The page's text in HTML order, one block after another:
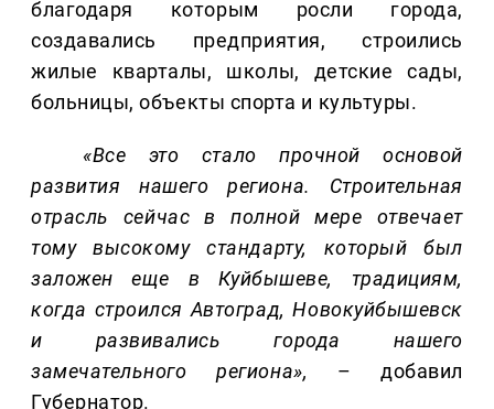
благодаря которым росли города,
создавались предприятия, строились
жилые кварталы, школы, детские сады,
больницы, объекты спорта и культуры.
«Все это стало прочной основой
развития нашего региона. Строительная
отрасль сейчас в полной мере отвечает
тому высокому стандарту, который был
заложен еще в Куйбышеве, традициям,
когда строился Автоград, Новокуйбышевск
и развивались города нашего
замечательного региона»,
– добавил
Губернатор.